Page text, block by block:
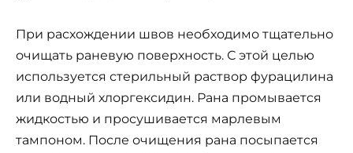
При расхождении швов необходимо тщательно
очищать раневую поверхность. С этой целью
используется стерильный раствор фурацилина
или водный хлоргексидин. Рана промывается
жидкостью и просушивается марлевым
тампоном. После очищения рана посыпается